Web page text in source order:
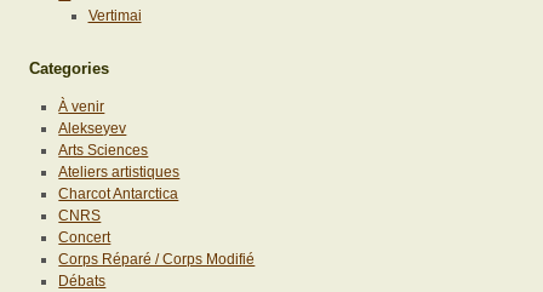
Vertimai
Categories
À venir
Alekseyev
Arts Sciences
Ateliers artistiques
Charcot Antarctica
CNRS
Concert
Corps Réparé / Corps Modifié
Débats